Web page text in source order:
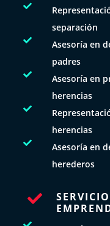

separación

Asesoría en
padres

Asesoría en
herencias

herencias

Asesoría en
herederos
